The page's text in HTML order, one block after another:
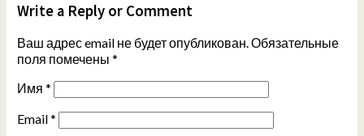
Write a Reply or Comment
Ваш адрес email не будет опубликован.Обязательные
поля помечены *
Имя *
Email*